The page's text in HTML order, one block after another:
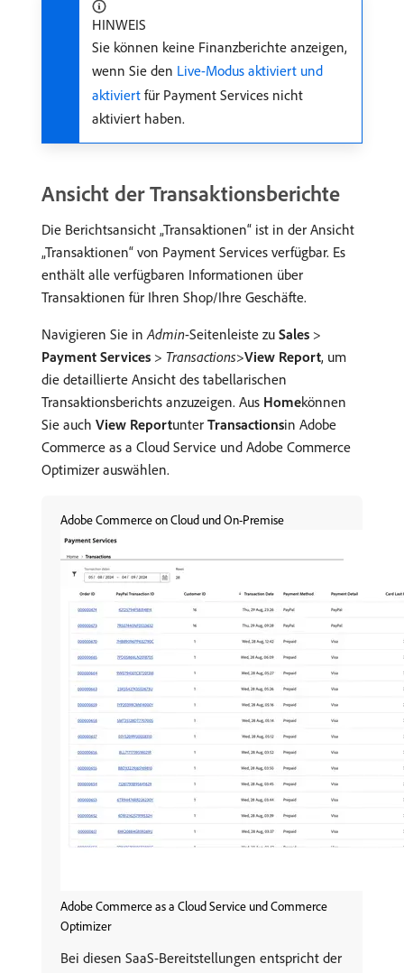
HINWEIS
Sie können keine Finanzberichte anzeigen,
wenn Sie den Live-Modus aktiviert und
aktiviert für Payment Services nicht
aktiviert haben.
Ansicht der Transaktionsberichte
Die Berichtsansicht „Transaktionen“ ist in der Ansicht
„Transaktionen“ von Payment Services verfügbar. Es
enthält alle verfügbaren Informationen über
Transaktionen für Ihren Shop/Ihre Geschäfte.
Navigieren Sie inAdmin-Seitenleiste zu Sales >
Payment Services > Transactions>View Report, um
die detaillierte Ansicht des tabellarischen
Transaktionsberichts anzuzeigen. Aus Home​können
Sie auch View Report​unter Transactions​in Adobe
Commerce as a Cloud Service und Adobe Commerce
Optimizer auswählen.
Adobe Commerce on Cloud und On-Premise
Adobe Commerce as a Cloud Service und Commerce
Optimizer
Bei diesen SaaS-Bereitstellungen entspricht der